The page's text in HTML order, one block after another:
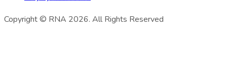
Copyright © RNA 2026. All Rights Reserved